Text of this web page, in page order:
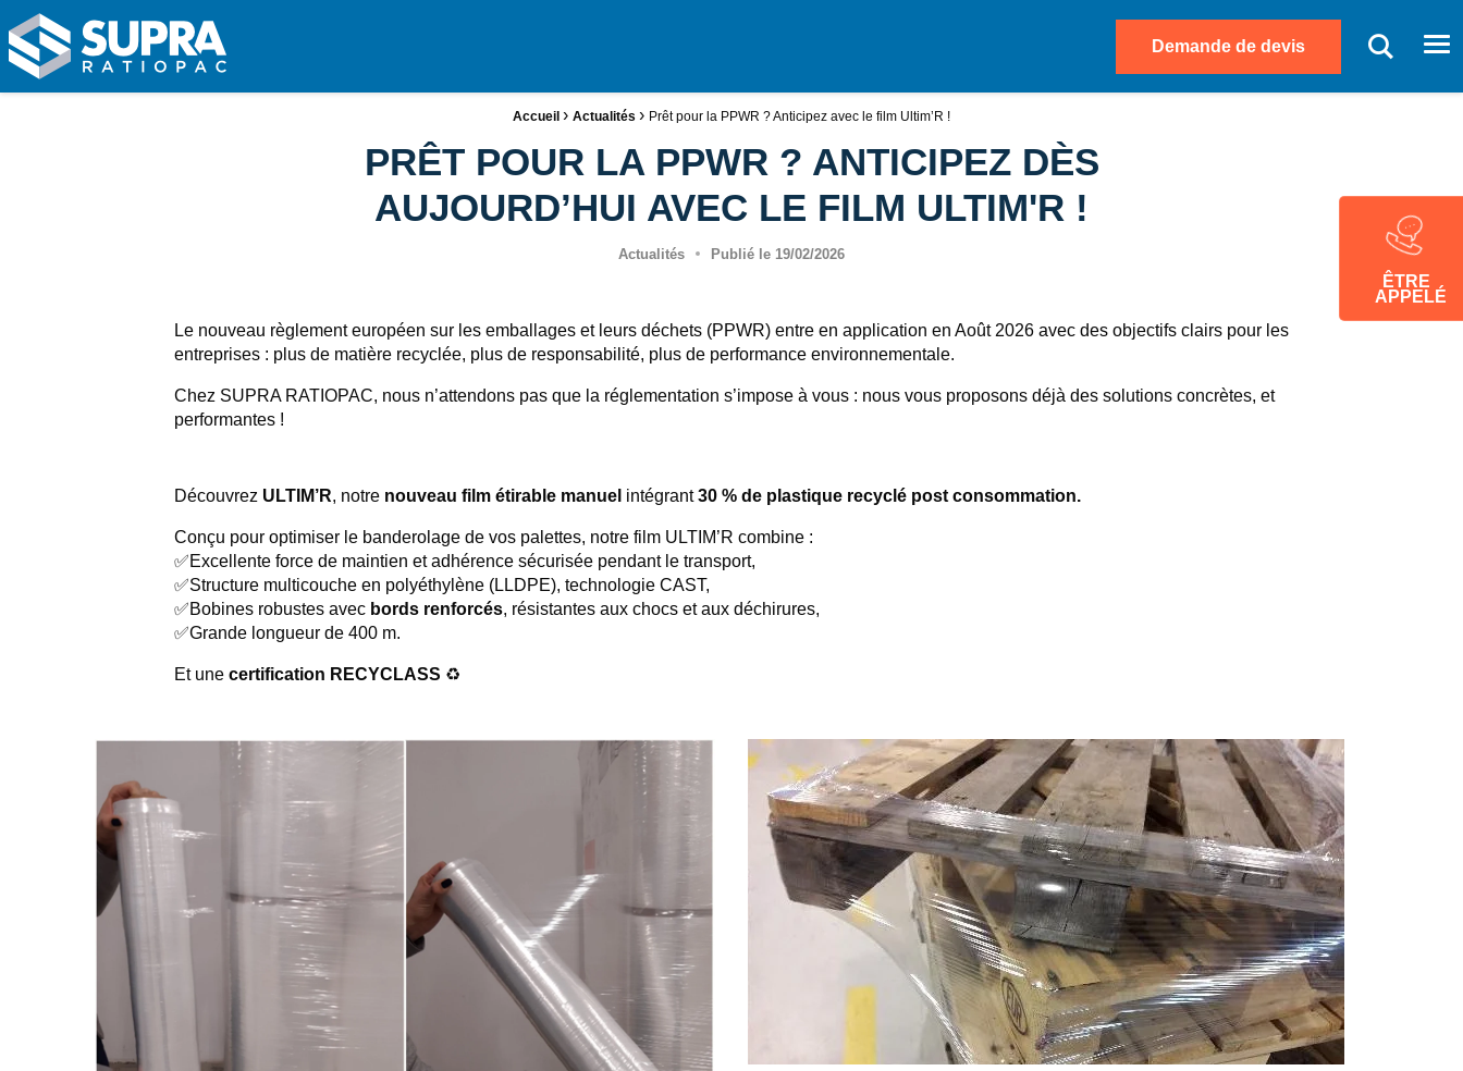
SUPRA RATIOPAC Spécialiste de la fin de ligne d'emballage
Demande de devis
Accueil › Actualités › Prêt pour la PPWR ? Anticipez avec le film Ultim’R !
PRÊT POUR LA PPWR ? ANTICIPEZ DÈS
AUJOURD’HUI AVEC LE FILM ULTIM'R !
Actualités Publié le 19/02/2026
Le nouveau règlement européen sur les emballages et leurs déchets (PPWR) entre en application en Août 2026 avec des objectifs clairs pour les
entreprises : plus de matière recyclée, plus de responsabilité, plus de performance environnementale.
Chez SUPRA RATIOPAC, nous n’attendons pas que la réglementation s’impose à vous : nous vous proposons déjà des solutions concrètes, et
performantes !
Découvrez ULTIM’R, notre nouveau film étirable manuel intégrant30 % de plastique recyclé post consommation.
Conçu pour optimiser le banderolage de vos palettes, notre film ULTIM’R combine :
✅Excellente force de maintien et adhérence sécurisée pendant le transport,
✅Structure multicouche en polyéthylène (LLDPE), technologie CAST,
✅Bobines robustes avec bords renforcés, résistantes aux chocs et aux déchirures,
✅Grande longueur de 400 m.
Et une certification RECYCLASS ♻️
ÊTRE
APPELÉ